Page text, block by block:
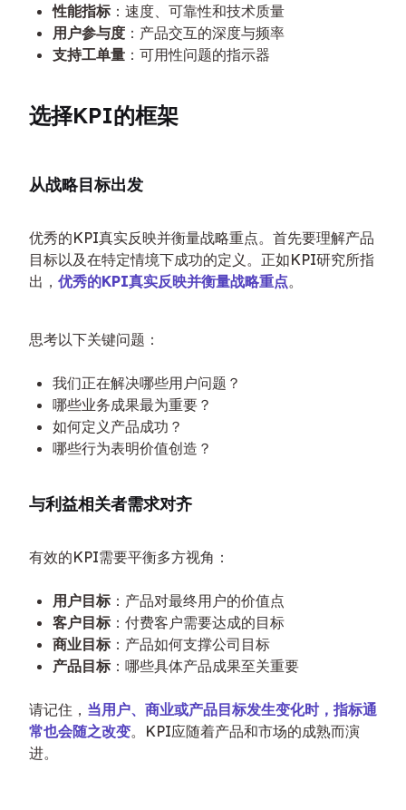
性能指标：速度、可靠性和技术质量
用户参与度 ：产品交互的深度与频率
支持工单量 ：可用性问题的指示器
选择KPI的框架
从战略目标出发
优秀的KPI真实反映并衡量战略重点。首先要理解产品
目标以及在特定情境下成功的定义。正如KPI研究所指
出， 优秀的KPI真实反映并衡量战略重点。
思考以下关键问题：
我们正在解决哪些用户问题？
哪些业务成果最为重要？
如何定义产品成功？
哪些行为表明价值创造？
与利益相关者需求对齐
有效的KPI需要平衡多方视角：
用户目标：产品对最终用户的价值点
客户目标：付费客户需要达成的目标
商业目标：产品如何支撑公司目标
产品目标：哪些具体产品成果至关重要
请记住， 当用户、商业或产品目标发生变化时，指标通
常也会随之改变。KPI应随着产品和市场的成熟而演
进。